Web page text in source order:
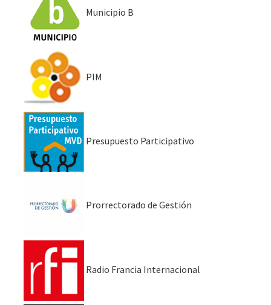
Municipio B
PIM
Presupuesto Participativo
Prorrectorado de Gestión
Radio Francia Internacional